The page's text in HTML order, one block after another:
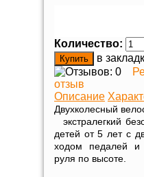
Количество:
в
отзыв
Описание
Двухколесный
экстралегкий
детей от 5 лет с
ходом педалей и
руля по высоте.